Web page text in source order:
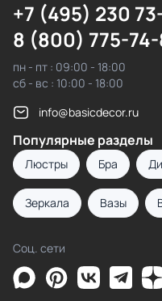
+7 (495) 230
8 (800) 775-
пн - пт : 09:00 - 18:00
сб - вс : 10:00 - 18:00
info@basicdecor.ru
Популярные разделы
Люстры Бра
Зеркала Вазы
Соц. сети